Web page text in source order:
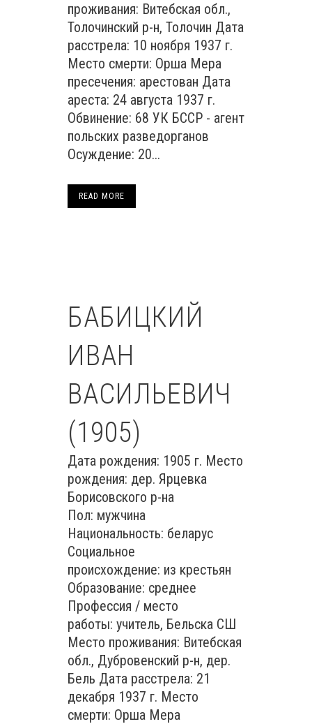
проживания: Витебская обл.,
Толочинский р-н, Толочин Дата
расстрела: 10 ноября 1937 г.
Место смерти: Орша Мера
пресечения: арестован Дата
ареста: 24 августа 1937 г.
Обвинение: 68 УК БССР - агент
польских разведорганов
Осуждение: 20...
READ MORE
БАБИЦКИЙ
ИВАН
ВАСИЛЬЕВИЧ
(1905)
Дата рождения: 1905 г. Место
рождения: дер. Ярцевка
Борисовского р-на
Пол: мужчина
Национальность: беларус
Социальное
происхождение: из крестьян
Образование: среднее
Профессия / место
работы: учитель, Бельска СШ
Место проживания: Витебская
обл., Дубровенский р-н, дер.
Бель Дата расстрела: 21
декабря 1937 г. Место
смерти: Орша Мера